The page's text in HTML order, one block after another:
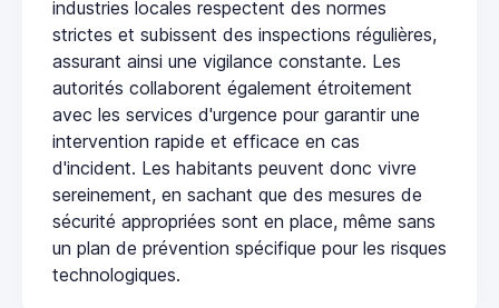
industries locales respectent des normes
strictes et subissent des inspections régulières,
assurant ainsi une vigilance constante. Les
autorités collaborent également étroitement
avec les services d'urgence pour garantir une
intervention rapide et efficace en cas
d'incident. Les habitants peuvent donc vivre
sereinement, en sachant que des mesures de
sécurité appropriées sont en place, même sans
un plan de prévention spécifique pour les risques
technologiques.